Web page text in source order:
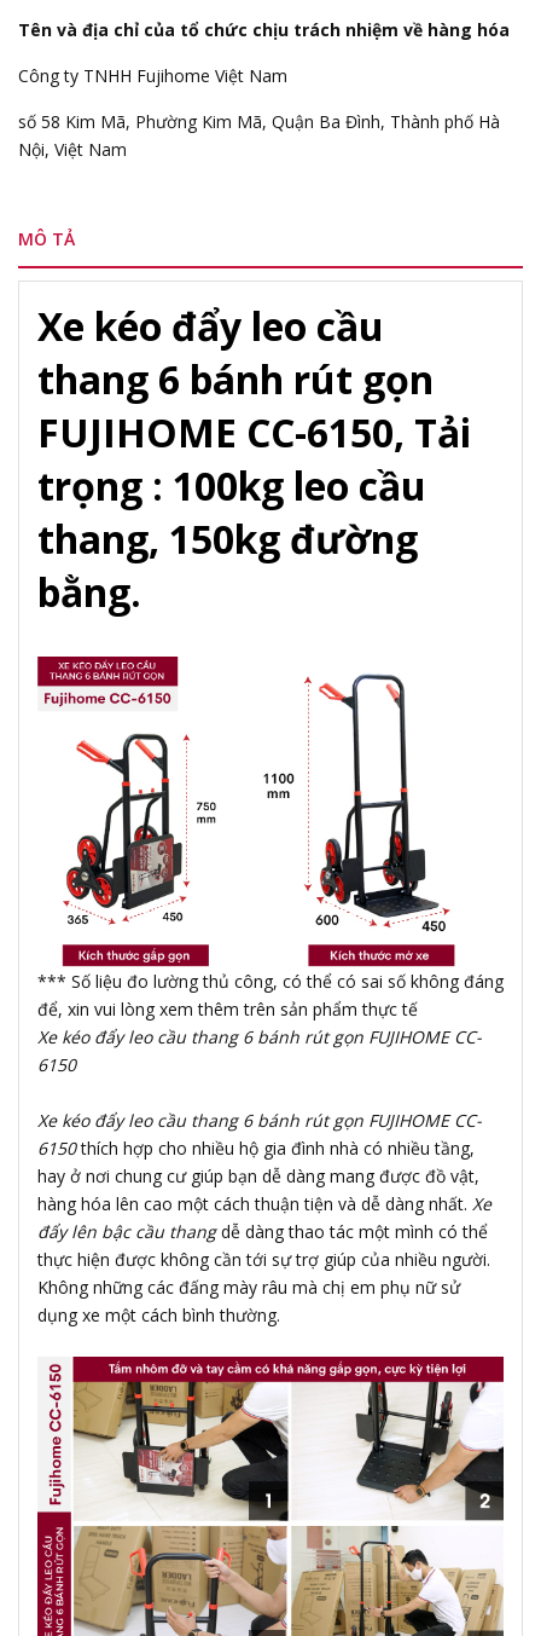
Tên và địa chỉ của tổ chức chịu trách nhiệm về hàng hóa
Công ty TNHH Fujihome Việt Nam
số 58 Kim Mã, Phường Kim Mã, Quận Ba Đình, Thành phố Hà
Nội, Việt Nam
MÔ TẢ
Xe kéo đẩy leo cầu
thang 6 bánh rút gọn
FUJIHOME CC-6150, Tải
trọng : 100kg leo cầu
thang, 150kg đường
bằng.
*** Số liệu đo lường thủ công, có thể có sai số không đáng
để, xin vui lòng xem thêm trên sản phẩm thực tế
Xe kéo đẩy leo cầu thang 6 bánh rút gọn FUJIHOME CC-
6150
Xe kéo đẩy leo cầu thang 6 bánh rút gọn FUJIHOME CC-
6150thích hợp cho nhiều hộ gia đình nhà có nhiều tầng,
hay ở nơi chung cư giúp bạn dễ dàng mang được đồ vật,
hàng hóa lên cao một cách thuận tiện và dễ dàng nhất. Xe
đẩy lên bậc cầu thangdễ dàng thao tác một mình có thể
thực hiện được không cần tới sự trợ giúp của nhiều người.
Không những các đấng mày râu mà chị em phụ nữ sử
dụng xe một cách bình thường.